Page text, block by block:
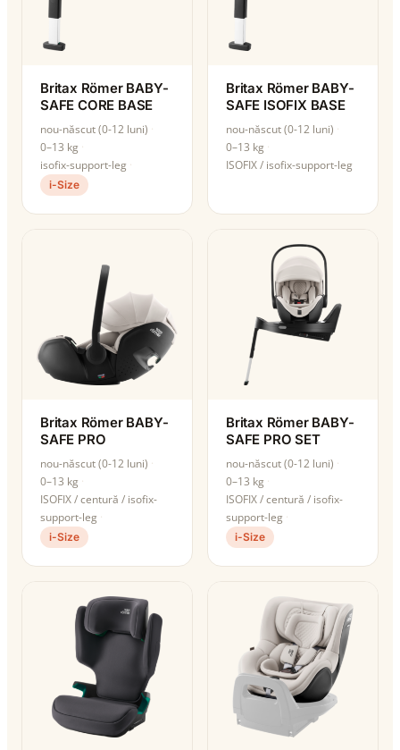
Britax Römer BABY-
SAFE CORE BASE
nou-născut (0-12 luni)
0–13 kg
isofix-support-leg
i-Size
Britax Römer BABY-
SAFE ISOFIX BASE
nou-născut (0-12 luni)
0–13 kg
ISOFIX / isofix-support-leg
Britax Römer BABY-
SAFE PRO
nou-născut (0-12 luni)
0–13 kg
ISOFIX / centură / isofix-
support-leg
i-Size
Britax Römer BABY-
SAFE PRO SET
nou-născut (0-12 luni)
0–13 kg
ISOFIX / centură / isofix-
support-leg
i-Size